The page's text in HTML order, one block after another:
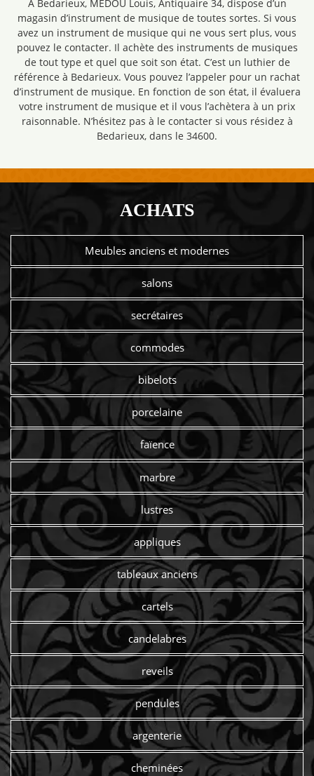
À Bedarieux, MEDOU Louis, Antiquaire 34, dispose d’un
magasin d’instrument de musique de toutes sortes. Si vous
avez un instrument de musique qui ne vous sert plus, vous
pouvez le contacter. Il achète des instruments de musiques
de tout type et quel que soit son état. C’est un luthier de
référence à Bedarieux. Vous pouvez l’appeler pour un rachat
d’instrument de musique. En fonction de son état, il évaluera
votre instrument de musique et il vous l’achètera à un prix
raisonnable. N’hésitez pas à le contacter si vous résidez à
Bedarieux, dans le 34600.
ACHATS
Meubles anciens et modernes
salons
secrétaires
commodes
bibelots
porcelaine
faïence
marbre
lustres
appliques
tableaux anciens
cartels
candelabres
reveils
pendules
argenterie
cheminées